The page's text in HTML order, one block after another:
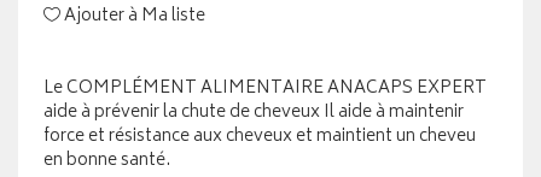
Ajouter à Ma liste
Le COMPLÉMENT ALIMENTAIRE ANACAPS EXPERT
aide à prévenir la chute de cheveux Il aide à maintenir
force et résistance aux cheveux et maintient un cheveu
en bonne santé.